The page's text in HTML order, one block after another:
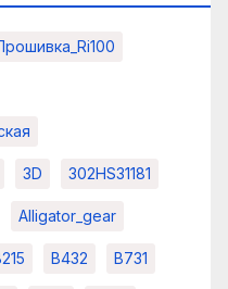
3D 302HS31181
Alligator_gear
B432 B731